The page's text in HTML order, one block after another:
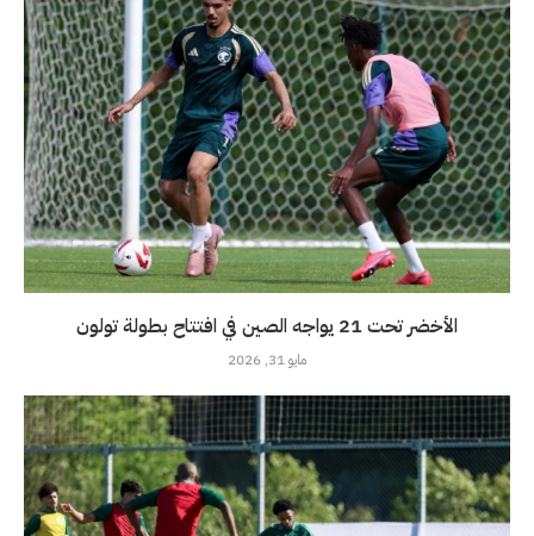
الأخضر تحت 21 يواجه الصين في افتتاح بطولة تولون
مايو 31, 2026